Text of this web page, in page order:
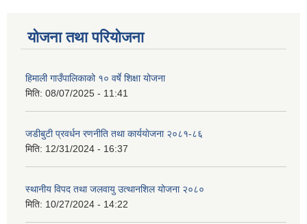
योजना तथा परियोजना
हिमाली गाउँपालिकाको १० वर्षे शिक्षा योजना
मिति: 08/07/2025 - 11:41
जडीबुटी प्रवर्धन रणनीति तथा कार्ययाेजना २०८१-८६
मिति: 12/31/2024 - 16:37
स्थानीय विपद तथा जलवायु उत्थानशिल योजना २०८०
मिति: 10/27/2024 - 14:22